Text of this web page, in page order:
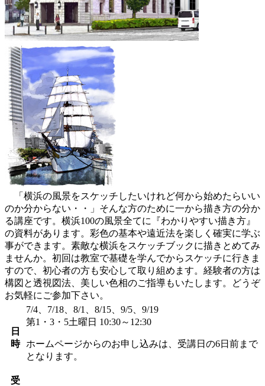
「横浜の風景をスケッチしたいけれど何から始めたらいい
のか分からない・・」そんな方のために一から描き方の分か
る講座です。横浜100の風景全てに『わかりやすい描き方』
の資料があります。彩色の基本や遠近法を楽しく確実に学ぶ
事ができます。素敵な横浜をスケッチブックに描きとめてみ
ませんか。初回は教室で基礎を学んでからスケッチに行きま
すので、初心者の方も安心して取り組めます。経験者の方は
構図と透視図法、美しい色相のご指導もいたします。どうぞ
お気軽にご参加下さい。
日
時
7/4、7/18、8/1、8/15、9/5、9/19
第1・3・5土曜日 10:30～12:30
ホームページからのお申し込みは、受講日の6日前まで
となります。
受